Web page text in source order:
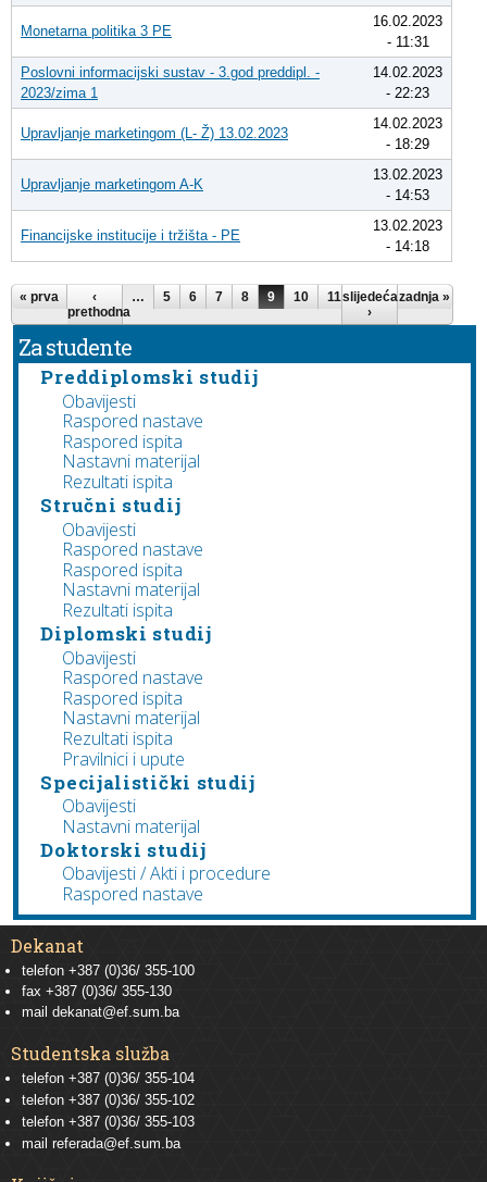
Monetarna politika 3 PE
16.02.2023
- 11:31
Poslovni informacijski sustav - 3.god preddipl. -
2023/zima 1
14.02.2023
- 22:23
Upravljanje marketingom (L- Ž) 13.02.2023
14.02.2023
- 18:29
Upravljanje marketingom A-K
13.02.2023
- 14:53
Financijske institucije i tržišta - PE
13.02.2023
- 14:18
Pages
« prva
‹
prethodna
… 5 6 7 8 9 10 11 12 13 …
slijedeća
›
zadnja »
Za studente
Preddiplomski studij
Obavijesti
Raspored nastave
Raspored ispita
Nastavni materijal
Rezultati ispita
Stručni studij
Obavijesti
Raspored nastave
Raspored ispita
Nastavni materijal
Rezultati ispita
Diplomski studij
Obavijesti
Raspored nastave
Raspored ispita
Nastavni materijal
Rezultati ispita
Pravilnici i upute
Specijalistički studij
Obavijesti
Nastavni materijal
Doktorski studij
Obavijesti / Akti i procedure
Raspored nastave
Dekanat
telefon +387 (0)36/ 355-100
fax +387 (0)36/ 355-130
mail dekanat@ef.sum.ba
Studentska služba
telefon +387 (0)36/ 355-104
telefon +387 (0)36/ 355-102
telefon +387 (0)36/ 355-103
mail referada@ef.sum.ba